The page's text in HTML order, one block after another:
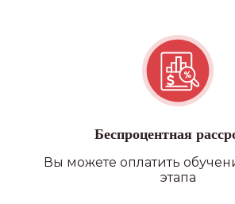
Беспроцентная
Вы можете оплатить
этапа